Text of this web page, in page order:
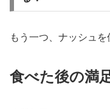
もう一つ、ナッシュを
食べた後の満